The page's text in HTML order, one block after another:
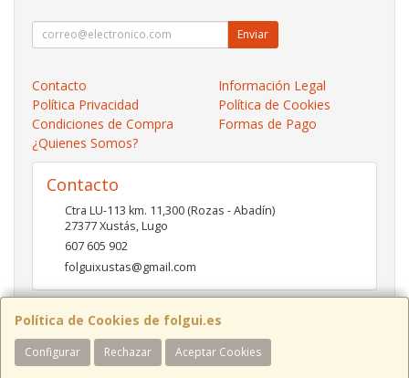
Política de Cookies de folgui.es
Configurar Rechazar Aceptar Cookies
Enviar
Contacto
Información Legal
Política Privacidad
Política de Cookies
Condiciones de Compra
Formas de Pago
¿Quienes Somos?
Contacto
Ctra LU-113 km. 11,300 (Rozas - Abadín)
27377Xustás,Lugo
607 605 902
folguixustas@gmail.com
Horario
Lunes a viernes de 10:00 a 14:00 y de 16:00 a 20:00.
Sábados de 10:00 a 14:00 y de 16:00 a 19:00